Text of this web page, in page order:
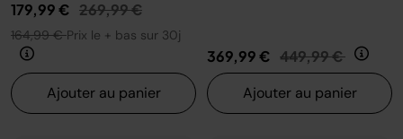
179,99 € Prix réduit de
269,99 €au
164,99 €Prix le + bas sur 30j
Ajouter au panier
369,99 € Prix réduit de
449,99 € au
Ajouter au panier